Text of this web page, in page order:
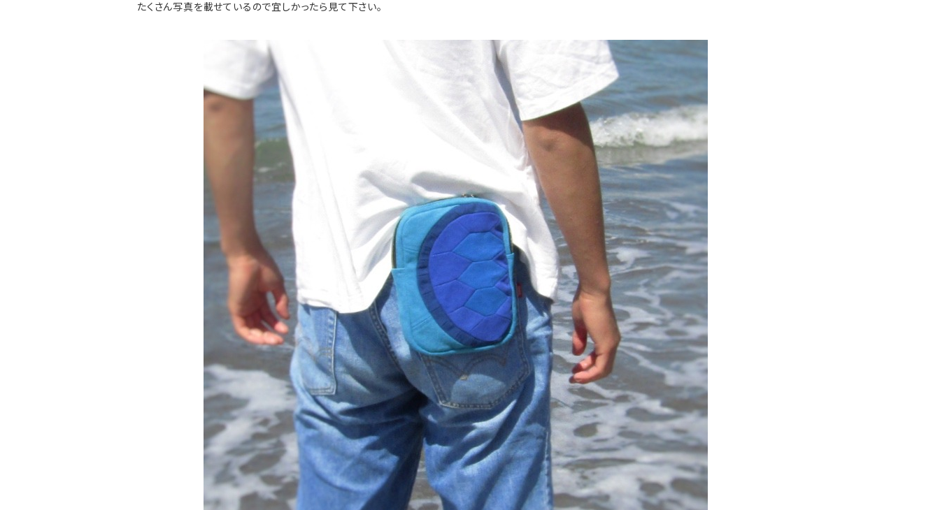
たくさん写真を載せているので宜しかったら見て下さい。